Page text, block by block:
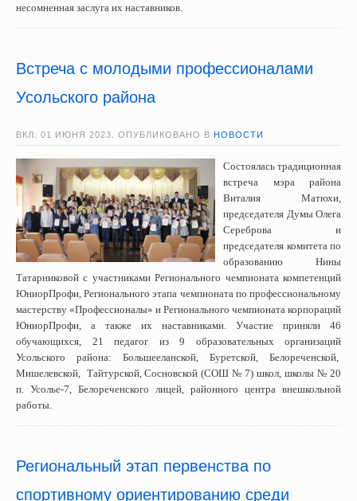
несомненная заслуга их наставников.
Встреча с молодыми профессионалами
Усольского района
ВКЛ. 01 ИЮНЯ 2023 . ОПУБЛИКОВАНО В НОВОСТИ
Состоялась традиционная
встреча мэра района
Виталия Матюхи,
председателя Думы Олега
Сереброва и
председателя комитета по
образованию Нины
Татарниковой с участниками Регионального чемпионата компетенций
ЮниорПрофи, Регионального этапа чемпионата по профессиональному
мастерству «Профессионалы» и Регионального чемпионата корпораций
ЮниорПрофи, а также их наставниками. Участие приняли 46
обучающихся, 21 педагог из 9 образовательных организаций
Усольского района: Большееланской, Буретской, Белореченской,
Мишелевской, Тайтурской, Сосновской (СОШ № 7) школ, школы № 20
п. Усолье-7, Белореченского лицей, районного центра внешкольной
работы.
Региональный этап первенства по
спортивному ориентированию среди